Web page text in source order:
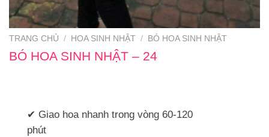
TRANG CHỦ / HOA SINH NHẬT / BÓ HOA SINH NHẬT
BÓ HOA SINH NHẬT – 24
✔ Giao hoa nhanh trong vòng 60-120
phút